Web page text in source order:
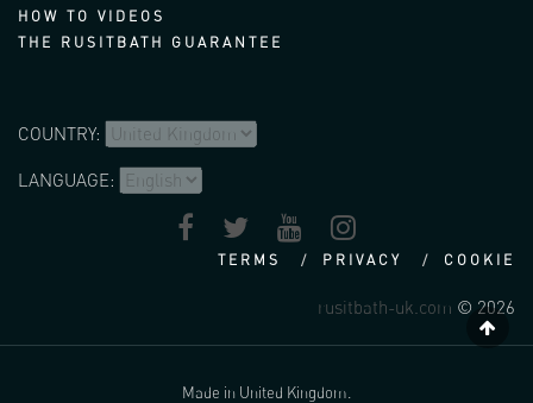
HOW TO VIDEOS
THE RUSITBATH GUARANTEE
COUNTRY:
LANGUAGE:
TERMS PRIVACY COOKIE
rusitbath-uk.com © 2026
Made in United Kingdom.